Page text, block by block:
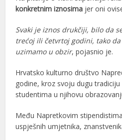
konkretnim iznosima jer oni
Svaki je iznos drukčiji, bilo da
trećoj ili četvrtoj godini, tako
uzimamo u obzir, pojasnio je.
Hrvatsko kulturno društvo
godine, kroz svoju dugu
studentima u njihovu
Među Napretkovim
uspješnih umjetnika,